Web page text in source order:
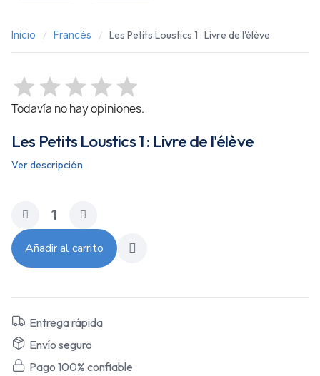
Inicio Francés Les Petits Loustics 1 : Livre de l'élève
Todavía no hay opiniones.
Les Petits Loustics 1 : Livre de l'élève
Ver descripción
Añadir al carrito
Entrega rápida
Envío seguro
Pago 100% confiable